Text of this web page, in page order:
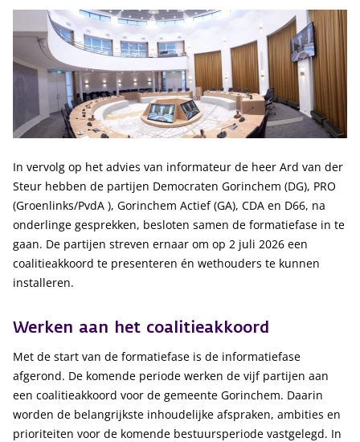
In vervolg op het advies van informateur de heer Ard van der
Steur hebben de partijen Democraten Gorinchem (DG), PRO
(Groenlinks/PvdA ), Gorinchem Actief (GA), CDA en D66, na
onderlinge gesprekken, besloten samen de formatiefase in te
gaan. De partijen streven ernaar om op 2 juli 2026 een
coalitieakkoord te presenteren én wethouders te kunnen
installeren.
Werken aan het coalitieakkoord
Met de start van de formatiefase is de informatiefase
afgerond. De komende periode werken de vijf partijen aan
een coalitieakkoord voor de gemeente Gorinchem. Daarin
worden de belangrijkste inhoudelijke afspraken, ambities en
prioriteiten voor de komende bestuursperiode vastgelegd. In